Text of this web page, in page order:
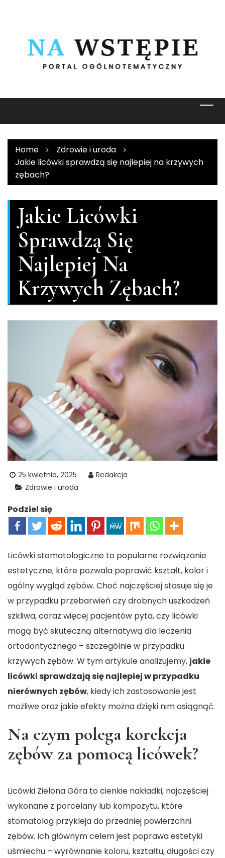
Home
Zdrowie i uroda
Jakie licówki sprawdzą się najlepiej na krzywych
zębach?
Jakie Licówki
Sprawdzą Się
Najlepiej Na
Krzywych Zębach?
25 kwietnia, 2025
Redakcja
Zdrowie i uroda
Podziel się
Licówki stomatologiczne to popularne rozwiązanie
estetyczne, które pozwala poprawić kształt, kolor i
ogólny wygląd zębów. Choć najczęściej stosuje się je
w przypadku przebarwień czy drobnych uszkodzeń
szkliwa, coraz więcej pacjentów pyta, czy licówki
mogą być skuteczną alternatywą dla leczenia
ortodontycznego – szczególnie w przypadku
krzywych zębów. W tym artykule analizujemy, jakie
licówki sprawdzają się najlepiej w przypadku
nierównych zębów, kiedy ich zastosowanie jest
możliwe oraz jakie efekty można dzięki nim osiągnąć.
Na czym polega korekcja
zębów za pomocą licówek?
Licówki Zielona Góra to cienkie nakładki, najczęściej
wykonane z porcelany lub kompozytu, które
stomatolog przykleja do przedniej powierzchni
zębów. Ich głównym celem jest poprawa estetyki
uśmiechu – wyrównanie koloru, kształtu, długości czy